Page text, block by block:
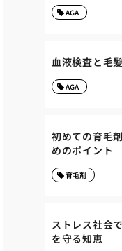
AGA
血液検査と毛
AGA
初めての育毛
めのポイント
育毛剤
ストレス社会
を守る知恵